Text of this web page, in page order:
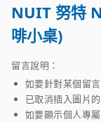
NUIT 努特
啡小桌)
留言說明：
如要針對某個留
已取消插入圖片
如要顯示個人專